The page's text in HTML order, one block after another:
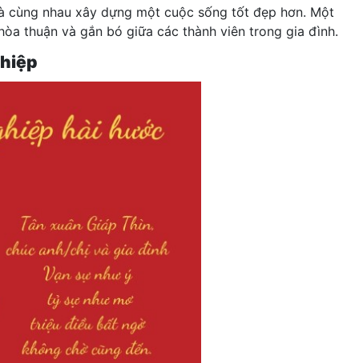
nhau xây dựng một cuộc sống tốt đẹp hơn. Một
thuận và gắn bó giữa các thành viên trong gia đình.